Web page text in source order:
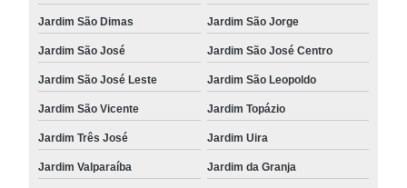
Jardim São Dimas Jardim São Jorge
Jardim São José Jardim São José Centro
Jardim São José Leste Jardim São Leopoldo
Jardim São Vicente Jardim Topázio
Jardim Três José Jardim Uira
Jardim Valparaíba Jardim da Granja